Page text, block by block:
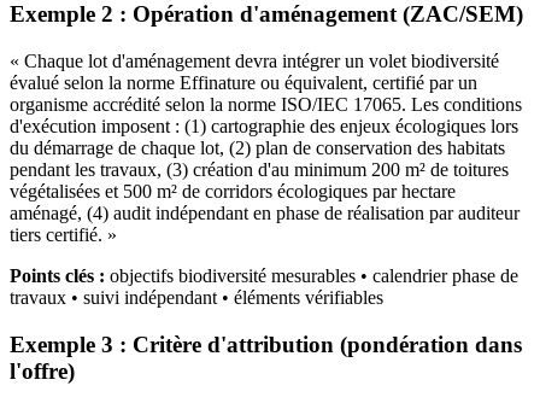
Exemple 2 : Opération d'aménagement (ZAC/SEM)
« Chaque lot d'aménagement devra intégrer un volet biodiversité
évalué selon la norme Effinature ou équivalent, certifié par un
organisme accrédité selon la norme ISO/IEC 17065. Les conditions
d'exécution imposent : (1) cartographie des enjeux écologiques lors
du démarrage de chaque lot, (2) plan de conservation des habitats
pendant les travaux, (3) création d'au minimum 200 m² de toitures
végétalisées et 500 m² de corridors écologiques par hectare
aménagé, (4) audit indépendant en phase de réalisation par auditeur
tiers certifié. »
Points clés : objectifs biodiversité mesurables • calendrier phase de
travaux • suivi indépendant • éléments vérifiables
Exemple 3 : Critère d'attribution (pondération dans
l'offre)